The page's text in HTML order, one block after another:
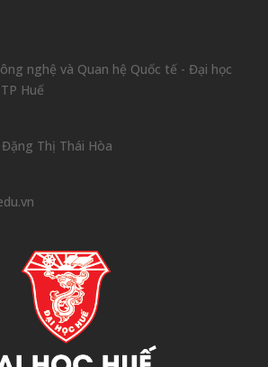
nghệ và Quan hệ Quốc tế - Đại học
Huế
Thị Thái Hòa